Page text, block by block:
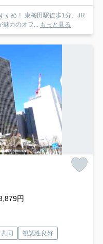
1分、JR
魅力のオフ... もっと見る
円
共同
視認性良好